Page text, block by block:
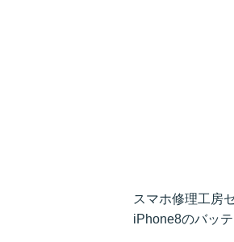
スマホ修理工房
iPhone8のバッ